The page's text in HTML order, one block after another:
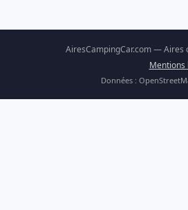
AiresCampingCar.com — Aires
Mentions
Données :